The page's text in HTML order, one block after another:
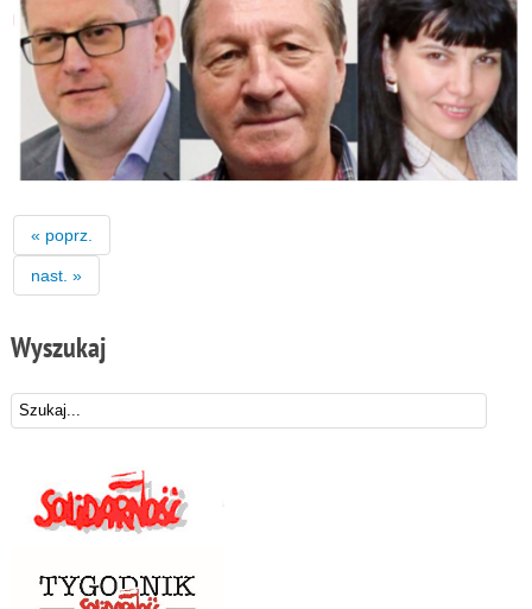
« poprz.
nast. »
Wyszukaj